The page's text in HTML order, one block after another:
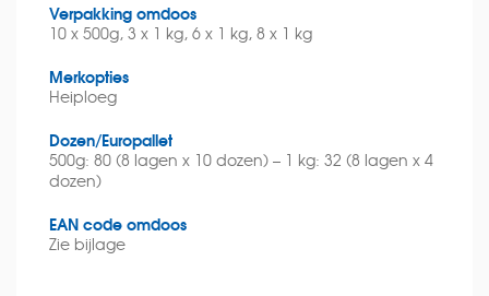
Verpakking omdoos
10 x 500g, 3 x 1 kg, 6 x 1 kg, 8 x 1 kg
Merkopties
Heiploeg
Dozen/Europallet
500g: 80 (8 lagen x 10 dozen) – 1 kg: 32 (8 lagen x 4
dozen)
EAN code omdoos
Zie bijlage